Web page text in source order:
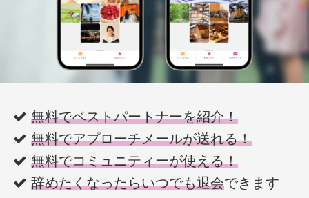
無料でベストパートナーを紹介！
無料でアプローチメールが送れる！
無料でコミュニティーが使える！
辞めたくなったらいつでも退会できます